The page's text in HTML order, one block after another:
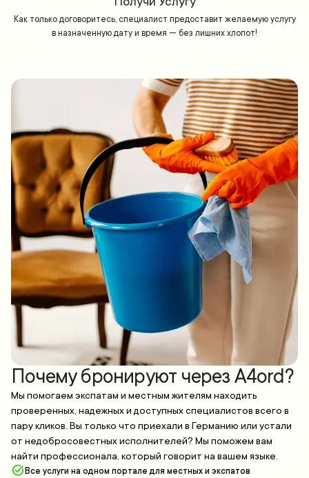
Как только договоритесь, специалист предоставит желаемую услугу
в назначенную дату и время — без лишних хлопот!
Почему бронируют через A4ord?
Мы помогаем экспатам и местным жителям находить
проверенных, надежных и доступных специалистов всего в
пару кликов. Вы только что приехали в Германию или устали
от недобросовестных исполнителей? Мы поможем вам
найти профессионала, который говорит на вашем языке.
Все услуги на одном портале для местных и экспатов